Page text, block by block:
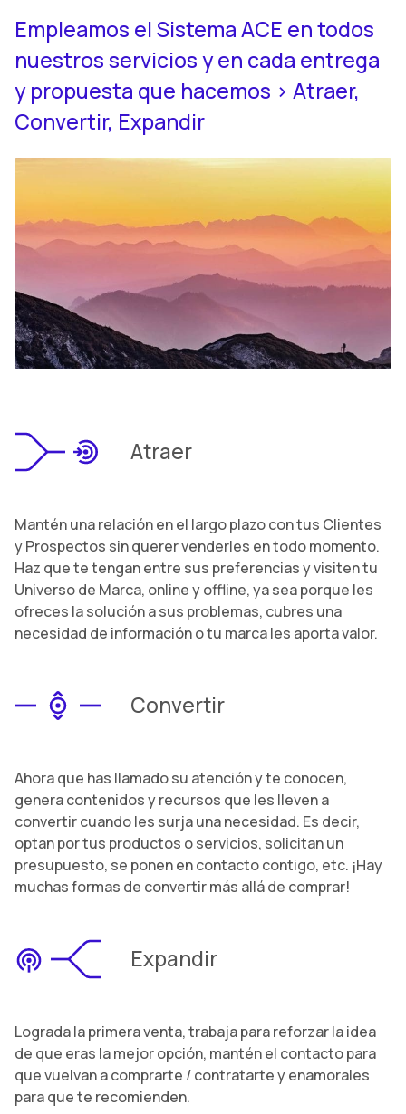
Empleamos el Sistema ACE en todos
nuestros servicios y en cada entrega
y propuesta que hacemos > Atraer,
Convertir, Expandir
Atraer
Mantén una relación en el largo plazo con tus Clientes
y Prospectos sin querer venderles en todo momento.
Haz que te tengan entre sus preferencias y visiten tu
Universo de Marca, online y offline, ya sea porque les
ofreces la solución a sus problemas, cubres una
necesidad de información o tu marca les aporta valor.
Convertir
Ahora que has llamado su atención y te conocen,
genera contenidos y recursos que les lleven a
convertir cuando les surja una necesidad. Es decir,
optan por tus productos o servicios, solicitan un
presupuesto, se ponen en contacto contigo, etc. ¡Hay
muchas formas de convertir más allá de comprar!
Expandir
Lograda la primera venta, trabaja para reforzar la idea
de que eras la mejor opción, mantén el contacto para
que vuelvan a comprarte / contratarte y enamorales
para que te recomienden.